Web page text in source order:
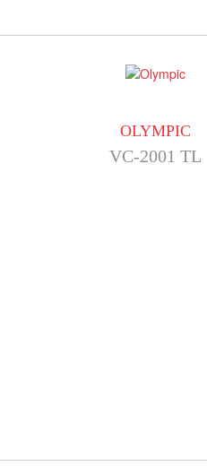
OLYMPIC
VC-2001 TL